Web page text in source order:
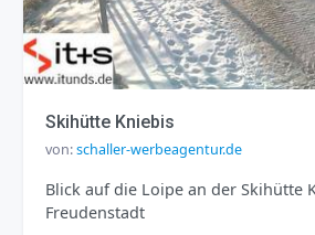
Skihütte Kniebis
von:schaller-werbeagentur.de
Blick auf die Loipe an der Skihütte
Freudenstadt